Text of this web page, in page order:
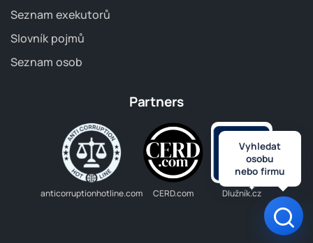
Seznam exekutorů
Slovník pojmů
Seznam osob
Partners
anticorruptionhotline.com CERD.com Dlužník.cz
Vyhledat
osobu
nebo firmu